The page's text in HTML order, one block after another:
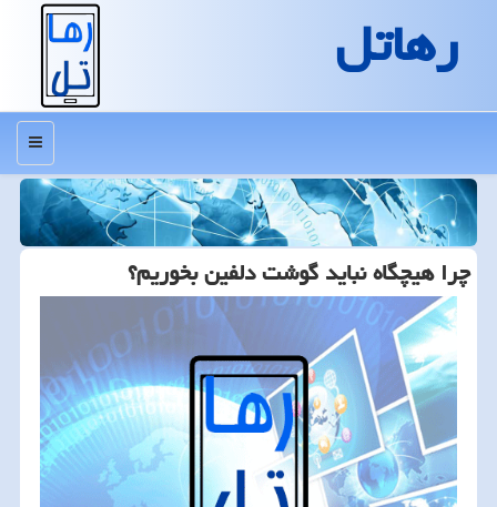
رهاتل
منو
چرا هیچگاه نباید گوشت دلفین بخوریم؟